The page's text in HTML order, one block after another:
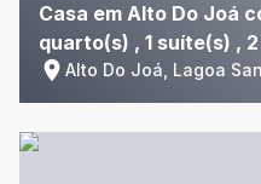
Casa em Alto Do Joá
quarto(s) , 1 suíte(s) ,
Alto Do Joá, Lagoa